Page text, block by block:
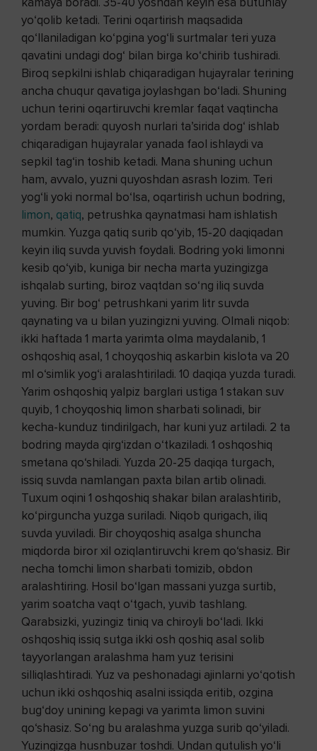
yo‘qolib ketadi. Terini oqartirish maqsadida
qo‘llaniladigan ko‘pgina yog‘li surtmalar teri yuza
qavatini undagi dog‘ bilan birga ko‘chirib tushiradi.
Biroq sepkilni ishlab chiqaradigan hujayralar terining
ancha chuqur qavatiga joylashgan bo‘ladi. Shuning
uchun terini oqartiruvchi kremlar faqat vaqtincha
yordam beradi: quyosh nurlari ta’sirida dog‘ ishlab
chiqaradigan hujayralar yanada faol ishlaydi va
sepkil tag‘in toshib ketadi. Mana shuning uchun
ham, avvalo, yuzni quyoshdan asrash lozim. Teri
yog‘li yoki normal bo‘lsa, oqartirish uchun bodring,
limon, qatiq, petrushka qaynatmasi ham ishlatish
mumkin. Yuzga qatiq surib qo‘yib, 15-20 daqiqadan
keyin iliq suvda yuvish foydali. Bodring yoki limonni
kesib qo‘yib, kuniga bir necha marta yuzingizga
ishqalab surting, biroz vaqtdan so‘ng iliq suvda
yuving. Bir bog‘ petrushkani yarim litr suvda
qaynating va u bilan yuzingizni yuving. Olmali niqob:
ikki haftada 1 marta yarimta olma maydalanib, 1
oshqoshiq asal, 1 choyqoshiq askarbin kislota va 20
ml o‘simlik yog‘i aralashtiriladi. 10 daqiqa yuzda turadi.
Yarim oshqoshiq yalpiz barglari ustiga 1 stakan suv
quyib, 1 choyqoshiq limon sharbati solinadi, bir
kecha-kunduz tindirilgach, har kuni yuz artiladi. 2 ta
bodring mayda qirg‘izdan o‘tkaziladi. 1 oshqoshiq
smetana qo‘shiladi. Yuzda 20-25 daqiqa turgach,
issiq suvda namlangan paxta bilan artib olinadi.
Tuxum oqini 1 oshqoshiq shakar bilan aralashtirib,
ko‘pirguncha yuzga suriladi. Niqob qurigach, iliq
suvda yuviladi. Bir choyqoshiq asalga shuncha
miqdorda biror xil oziqlantiruvchi krem qo‘shasiz. Bir
necha tomchi limon sharbati tomizib, obdon
aralashtiring. Hosil bo‘lgan massani yuzga surtib,
yarim soatcha vaqt o‘tgach, yuvib tashlang.
Qarabsizki, yuzingiz tiniq va chiroyli bo‘ladi. Ikki
oshqoshiq issiq sutga ikki osh qoshiq asal solib
tayyorlangan aralashma ham yuz terisini
silliqlashtiradi. Yuz va peshonadagi ajinlarni yo‘qotish
uchun ikki oshqoshiq asalni issiqda eritib, ozgina
bug‘doy unining kepagi va yarimta limon suvini
qo‘shasiz. So‘ng bu aralashma yuzga surib qo‘yiladi.
Yuzingizga husnbuzar toshdi. Undan qutulish yo‘li